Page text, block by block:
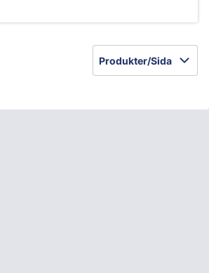
Produkter/Sida